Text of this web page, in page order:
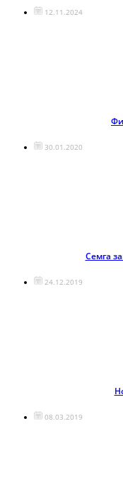
12.11.2024
30.01.2020
Семга
24.12.2019
08.03.2019